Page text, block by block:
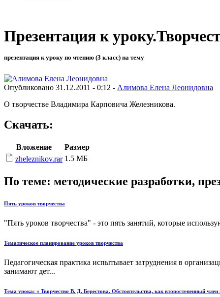
Презентация к
презентация к уроку по чтению (3 класс) на тему
Опубликовано 31.12.2011 - 0:12 - Алимова Елена Леонидовна
О творчестве Владимира Карповича Железникова.
Скачать:
Вложение
Размер
zheleznikov.rar 1.5 МБ
По теме: методические разработки,
Пять уроков творчества
"Пять уроков творчества" - это пять занятий, которые
Тематическое планирование уроков творчества
Педагогическая практика испытывает затруднения в
занимают дет...
Тема урока: « Творчество В. Д. Берестова. Обстоятельства, как второстепенный